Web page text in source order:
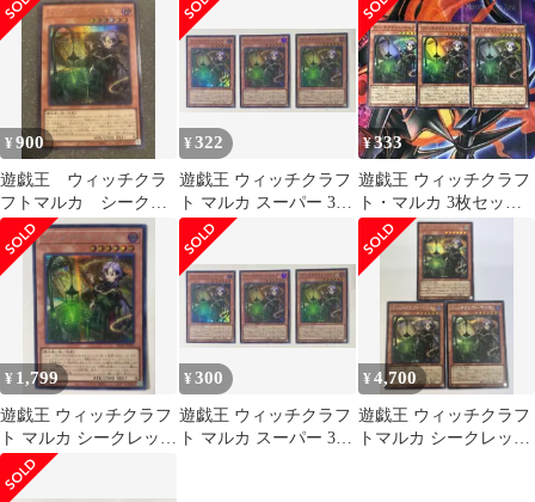
¥900
遊戯王 ウィッチクラ
フトマルカ シークレ
ット スーパーおまけ
¥322
遊戯王 ウィッチクラフ
ト マルカ スーパー 3枚
セット 最安 セットで割
引可能
¥333
遊戯王 ウィッチクラフ
ト・マルカ 3枚セット
②
¥ 1,799
遊戯王 ウィッチクラフ
ト マルカ シークレット
最安 セットで割引可能
¥300
遊戯王 ウィッチクラフ
ト マルカ スーパー 3枚
¥4,700
遊戯王 ウィッチクラフ
トマルカ シークレッ